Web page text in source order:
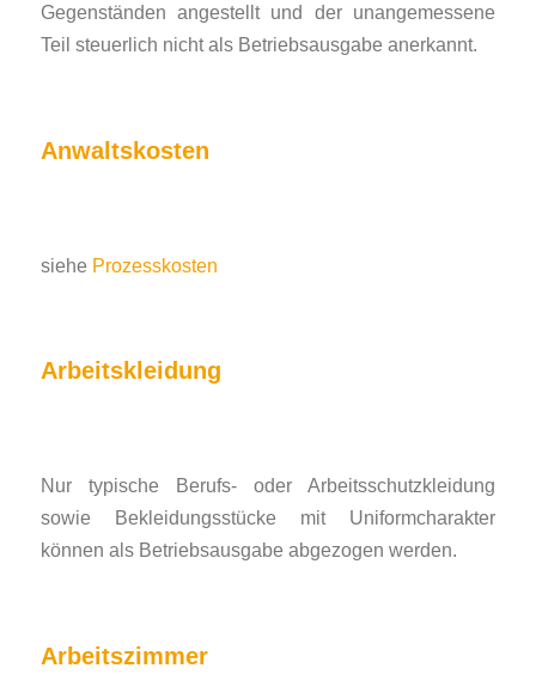
Gegenständen angestellt und der unangemessene
Teil steuerlich nicht als Betriebsausgabe anerkannt.
Anwaltskosten
siehe Prozesskosten
Arbeitskleidung
Nur typische Berufs- oder Arbeitsschutzkleidung
sowie Bekleidungsstücke mit Uniformcharakter
können als Betriebsausgabe abgezogen werden.
Arbeitszimmer